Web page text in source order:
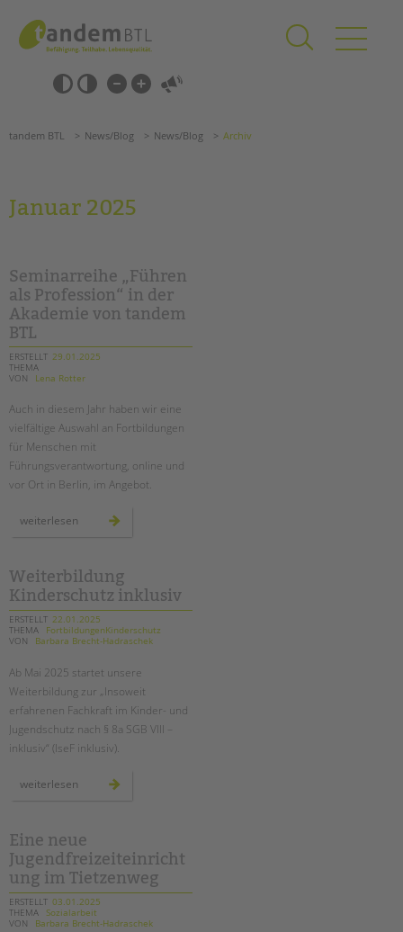
springen
Barrierefrei-
Einstellungen
überspringen
überspringen
Förderzentren
Kollegs
EFöB
Schulbezogene Sozialarbeit
Tagesgruppen
EINGLIEDERUNGSHILFE
BETREUTES WOHNEN
TANDEM BTL AKADEMIE
Seminarkalender
Seminarräume
STADTTEILARBEIT
PROFIL | LEITBILD
Bereiche im Überblick
Kinder- und Jugendschutz
Unsere Videos
schoolcoach BTL
KARRIERE
Stellenangebote
tandem als Arbeitgeberin
NEWS/BLOG
Suchen
tandem BTL News/Blog News/Blog Archiv
Januar 2025
Seminarreihe „Führen
als Profession“ in der
Akademie von tandem
BTL
ERSTELLT 29.01.2025
THEMA
VON
Lena Rotter
Auch in diesem Jahr haben wir eine
vielfältige Auswahl an Fortbildungen
für Menschen mit
Führungsverantwortung, online und
vor Ort in Berlin, im Angebot.
weiterlesen seminarreihe
„führen
der
akademie
von
tandem
btl
Weiterbildung
Kinderschutz inklusiv
ERSTELLT 22.01.2025
THEMA
FortbildungenKinderschutz
VON
Barbara Brecht-Hadraschek
Ab Mai 2025 startet unsere
Weiterbildung zur „Insoweit
erfahrenen Fachkraft im Kinder- und
Jugendschutz nach § 8a SGB VIII –
inklusiv“ (IseF inklusiv).
weiterlesen weiterbildung
kinderschutz
Eine neue
Jugendfreizeiteinricht
ung im Tietzenweg
ERSTELLT 03.01.2025
THEMA Sozialarbeit
VON
Barbara Brecht-Hadraschek